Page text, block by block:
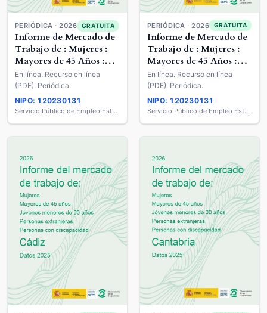
PERIÓDICA · 2026 GRATUITA
Informe de Mercado de
Trabajo de : Mujeres :
Mayores de 45 Años :
Jóvenes Menores de 30
años : Extranjeros :
Personas con
Discapacidad
En línea. Recurso en línea
(PDF). Periódica.
NIPO: 120230131
Servicio Público de Empleo Estatal
PERIÓDICA · 2026 GRATUITA
Informe de Mercado de
Trabajo de : Mujeres :
Mayores de 45 Años :
Jóvenes Menores de 30
años : Extranjeros :
Personas con
Discapacidad
En línea. Recurso en línea
(PDF). Periódica.
NIPO: 120230131
Servicio Público de Empleo Estatal